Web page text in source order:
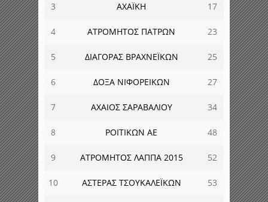
3 ΑΧΑΪΚΗ 17
4 ΑΤΡΟΜΗΤΟΣ ΠΑΤΡΩΝ 23
5 ΔΙΑΓΟΡΑΣ ΒΡΑΧΝΕΪΚΩΝ 25
6 ΔΟΞΑ ΝΙΦΟΡΕΙΚΩΝ 27
7 ΑΧΑΙΟΣ ΣΑΡΑΒΑΛΙΟΥ 34
8 ΡΟΙΤΙΚΩΝ ΑΕ 48
9 ΑΤΡΟΜΗΤΟΣ ΛΑΠΠΑ 2015 52
10 ΑΣΤΕΡΑΣ ΤΣΟΥΚΑΛΕΪΚΩΝ 53